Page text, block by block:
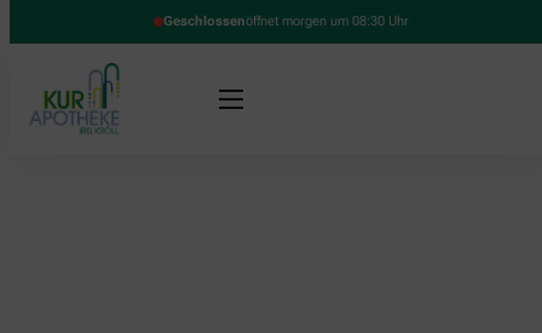
Geschlossenöffnet morgen um 08:30 Uhr